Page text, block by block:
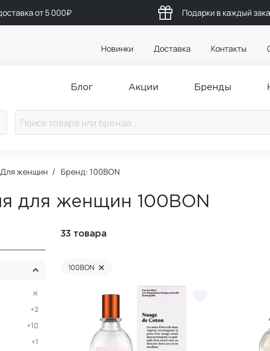
от 5 000₽ Подарки в каждый
Новинки Доставка Контакты
Блог Акции Бренды
Для женщин Бренд: 100BON
для женщин 100BON
×
+2
+10
+1
33 товара
100BON ×